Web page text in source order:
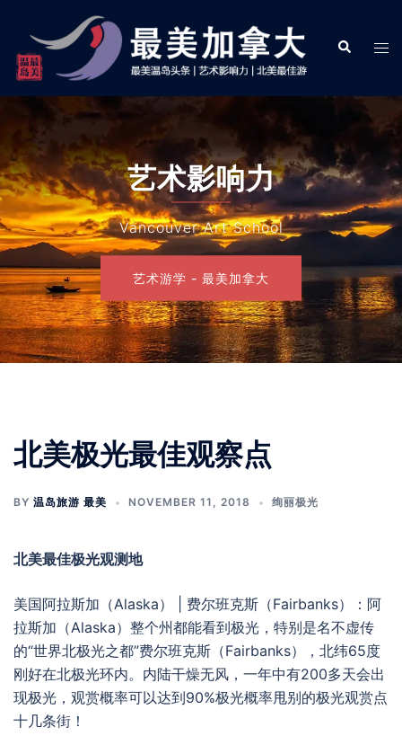
content
Search
艺术影响力
Vancouver Art School
艺术游学 - 最美加拿大
北美极光最佳观察点
BY 温岛旅游 最美 NOVEMBER 11, 2018 绚丽极光
北美最佳极光观测地
美国阿拉斯加（Alaska） | 费尔班克斯（Fairbanks）：阿
拉斯加（Alaska）整个州都能看到极光，特别是名不虚传
的“世界北极光之都”费尔班克斯（Fairbanks），北纬65度
刚好在北极光环内。内陆干燥无风，一年中有200多天会出
现极光，观赏概率可以达到90%极光概率甩别的极光观赏点
十几条街！